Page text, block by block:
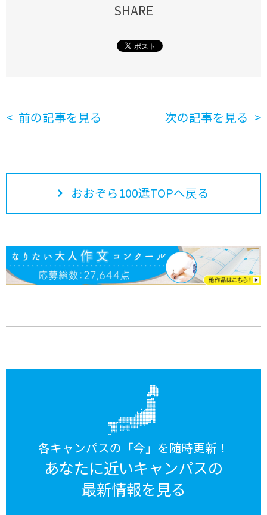
SHARE
前の記事を見る 次の記事を見る
おおぞら100選TOPへ戻る
各キャンパスの「今」を随時更新！
あなたに近いキャンパスの
最新情報を見る